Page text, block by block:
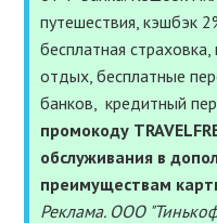
ПОЛЕЗНОЕ
ПОДДЕРЖАТЬ
путешествия, кэшбэк
бесплатная
отдых, бесплатные
банков, кредитный
промокоду
обслуживания в
преимуществам
Реклама. ООО